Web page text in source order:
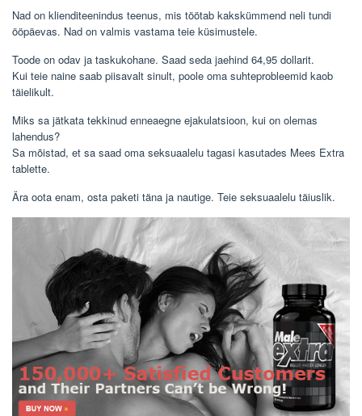
Nad on klienditeenindus teenus, mis töötab kakskümmend neli tundi
ööpäevas. Nad on valmis vastama teie küsimustele.
Toode on odav ja taskukohane. Saad seda jaehind 64,95 dollarit.
Kui teie naine saab piisavalt sinult, poole oma suhteprobleemid kaob
täielikult.
Miks sa jätkata tekkinud enneaegne ejakulatsioon, kui on olemas
lahendus?
Sa mõistad, et sa saad oma seksuaalelu tagasi kasutades Mees Extra
tablette.
Ära oota enam, osta paketi täna ja nautige. Teie seksuaalelu täiuslik.